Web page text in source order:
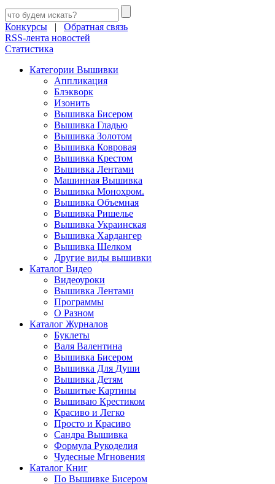
Конкурсы | Обратная связь
RSS-лента новостей
Статистика
Категории Вышивки
Аппликация
Блэкворк
Изонить
Вышивка Бисером
Вышивка Гладью
Вышивка Золотом
Вышивка Ковровая
Вышивка Крестом
Вышивка Лентами
Машинная Вышивка
Вышивка Монохром.
Вышивка Объемная
Вышивка Ришелье
Вышивка Украинская
Вышивка Хардангер
Вышивка Шелком
Другие виды вышивки
Каталог Видео
Видеоуроки
Вышивка Лентами
Программы
О Разном
Каталог Журналов
Буклеты
Валя Валентина
Вышивка Бисером
Вышивка Для Души
Вышивка Детям
Вышитые Картины
Вышиваю Крестиком
Красиво и Легко
Просто и Красиво
Сандра Вышивка
Формула Рукоделия
Чудесные Мгновения
Каталог Книг
По Вышивке Бисером